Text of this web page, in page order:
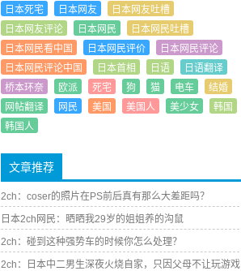
日本死宅
日本网友
日本网友吐槽
日本网友评论
日本网民
日本网民吐槽
日本网民看中国
日本网民评价
日本网民评论
日本网民评论中国
日本首相 日语
日语翻译
桥本环奈
欧派 死宅 狗 猫 电车
结婚
网帖翻译
网民 美国 美国人 美少女
韩国
韩国人
文章推荐
2ch：coser的照片在PS前后真有那么大差距吗？
日本2ch网民：晒晒我29岁的姐姐养的沟鼠
2ch：碰到这种强势车的时候你怎么处理？
2ch：日本中二男生深夜火烧自家，只因父母不让玩游戏